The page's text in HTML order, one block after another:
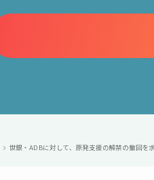
世銀・ADBに対して、原発支援の解禁の撤回を